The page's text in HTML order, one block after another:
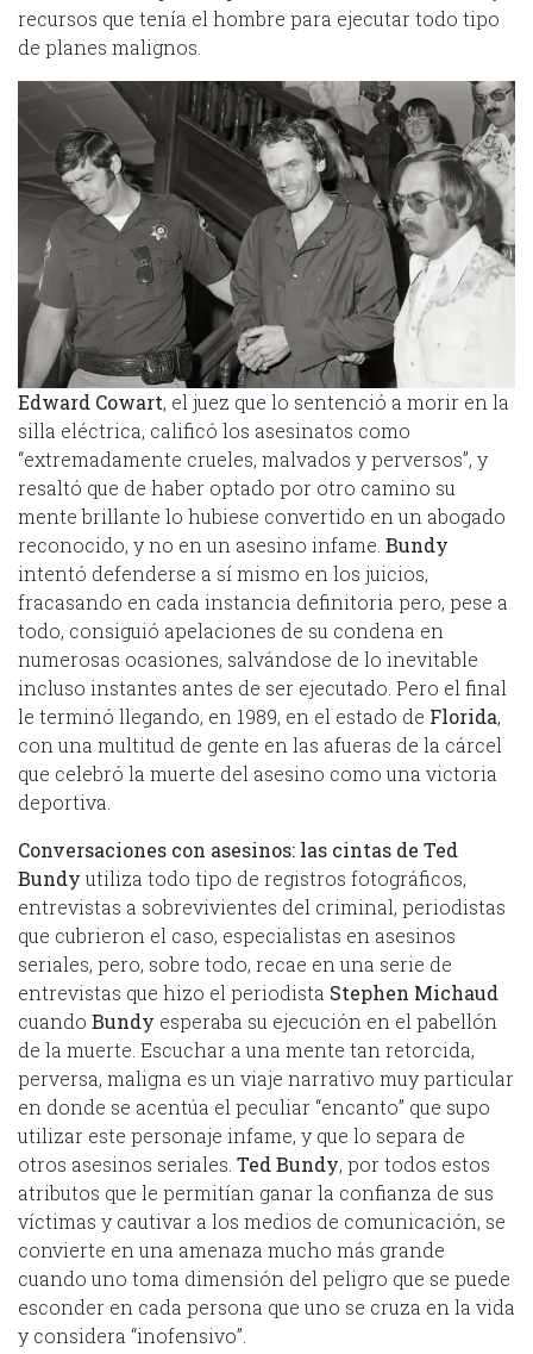
recursos que tenía el hombre para ejecutar todo tipo
de planes malignos.
Edward Cowart, el juez que lo sentenció a morir en la
silla eléctrica, calificó los asesinatos como
“extremadamente crueles, malvados y perversos”, y
resaltó que de haber optado por otro camino su
mente brillante lo hubiese convertido en un abogado
reconocido, y no en un asesino infame. Bundy
intentó defenderse a sí mismo en los juicios,
fracasando en cada instancia definitoria pero, pese a
todo, consiguió apelaciones de su condena en
numerosas ocasiones, salvándose de lo inevitable
incluso instantes antes de ser ejecutado. Pero el final
le terminó llegando, en 1989, en el estado de Florida,
con una multitud de gente en las afueras de la cárcel
que celebró la muerte del asesino como una victoria
deportiva.
Conversaciones con asesinos: las cintas de Ted
Bundy utiliza todo tipo de registros fotográficos,
entrevistas a sobrevivientes del criminal, periodistas
que cubrieron el caso, especialistas en asesinos
seriales, pero, sobre todo, recae en una serie de
entrevistas que hizo el periodista Stephen Michaud
cuando Bundy esperaba su ejecución en el pabellón
de la muerte. Escuchar a una mente tan retorcida,
perversa, maligna es un viaje narrativo muy particular
en donde se acentúa el peculiar “encanto” que supo
utilizar este personaje infame, y que lo separa de
otros asesinos seriales. Ted Bundy, por todos estos
atributos que le permitían ganar la confianza de sus
víctimas y cautivar a los medios de comunicación, se
convierte en una amenaza mucho más grande
cuando uno toma dimensión del peligro que se puede
esconder en cada persona que uno se cruza en la vida
y considera “inofensivo”.